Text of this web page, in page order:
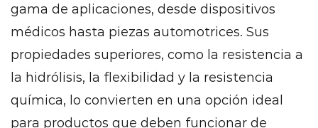
Extrusión
19.2
Moldura
de
inyección
19.3
gama de aplicaciones, desde dispositivos
médicos hasta piezas automotrices. Sus
propiedades superiores, como la resistencia a
la hidrólisis, la flexibilidad y la resistencia
química, lo convierten en una opción ideal
para productos que deben funcionar de